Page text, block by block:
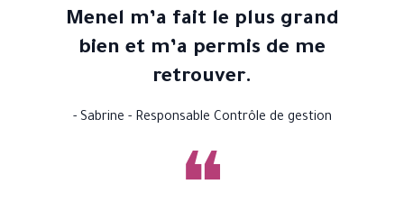
Menel m’a fait le plus grand
bien et m’a permis de me
retrouver.
- Sabrine - Responsable Contrôle de gestion